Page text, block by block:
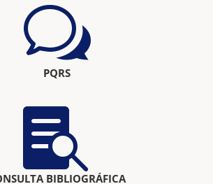
w
PQRS

BIBLIOGRÁFICA